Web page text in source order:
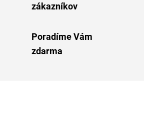
zákazníkov
Poradíme Vám
zdarma